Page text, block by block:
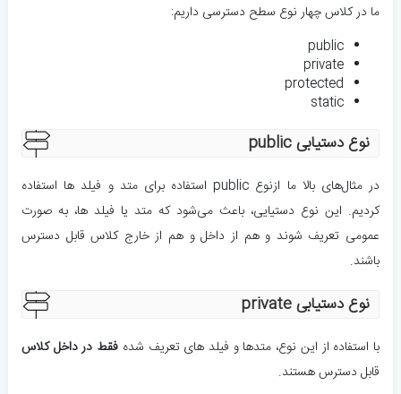
ما در کلاس چهار نوع سطح دسترسی داریم:
public
private
protected
static
نوع دستیابی public
در مثال‌های بالا ما ازنوع public استفاده برای متد و فیلد ها استفاده
کردیم. این نوع دستیایی، باعث می‌شود که متد یا فیلد ها، به صورت
عمومی تعریف شوند و هم از داخل و هم از خارج کلاس قابل دسترس
باشند.
نوع دستیابی private
با استفاده از این نوع، متدها و فیلد های تعریف شده فقط در داخل کلاس
قابل دسترس هستند.